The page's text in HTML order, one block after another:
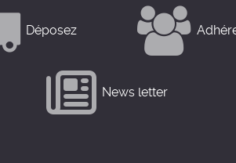
Déposez
News letter